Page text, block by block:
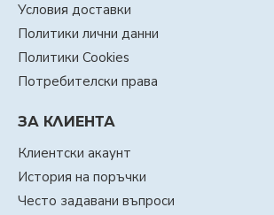
Условия доставки
Политики лични данни
Политики Cookies
Потребителски права
ЗА КЛИЕНТА
Клиентски акаунт
История на поръчки
Често задавани въпроси